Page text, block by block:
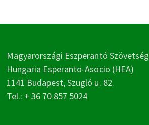
Magyarországi Eszperantó Szövetség
Hungaria Esperanto-Asocio (HEA)
1141 Budapest, Szugló u. 82.
Tel.: + 36 70 857 5024